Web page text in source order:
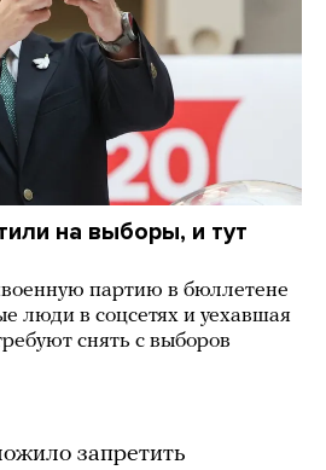
на выборы, и тут
партию в бюллетене
люди в соцсетях и уехавшая
снять с выборов
запретить